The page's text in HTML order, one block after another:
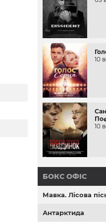
10
10
БОКС ОФІС
Мавка. Лісова
Антарктида